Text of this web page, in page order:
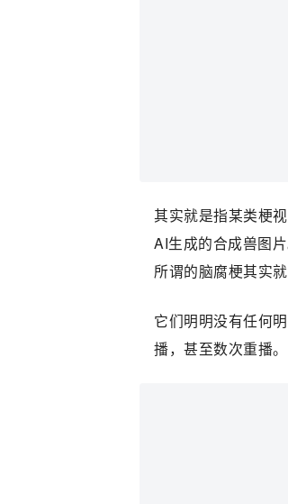
其实就是指某类梗
AI生成的合成兽图
所谓的脑腐梗其实
它们明明没有任何
播，甚至数次重播。